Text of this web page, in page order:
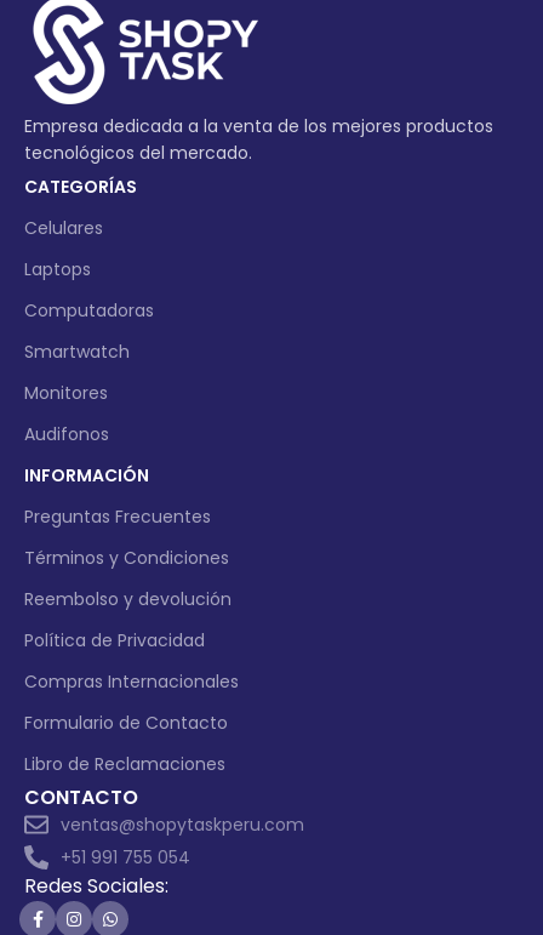
Empresa dedicada a la venta de los mejores productos
tecnológicos del mercado.
CATEGORÍAS
Celulares
Laptops
Computadoras
Smartwatch
Monitores
Audifonos
INFORMACIÓN
Preguntas Frecuentes
Términos y Condiciones
Reembolso y devolución
Política de Privacidad
Compras Internacionales
Formulario de Contacto
Libro de Reclamaciones
CONTACTO
ventas@shopytaskperu.com
+51 991 755 054
Redes Sociales: